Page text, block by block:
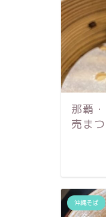
那覇
売ま
沖縄そば